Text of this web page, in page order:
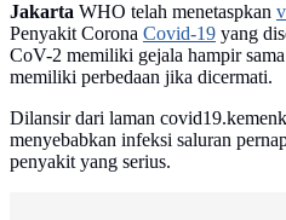
Jakarta WHO telah menetaspkan
Penyakit Corona Covid-19 yang
CoV-2 memiliki gejala hampir
memiliki perbedaan jika dicermati.
Dilansir dari laman
menyebabkan infeksi saluran
penyakit yang serius.